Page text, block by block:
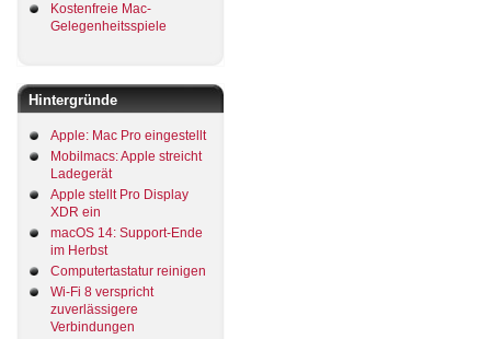
Kostenfreie Mac-
Gelegenheitsspiele
Hintergründe
Apple: Mac Pro eingestellt
Mobilmacs: Apple streicht
Ladegerät
Apple stellt Pro Display
XDR ein
macOS 14: Support-Ende
im Herbst
Computertastatur reinigen
Wi-Fi 8 verspricht
zuverlässigere
Verbindungen